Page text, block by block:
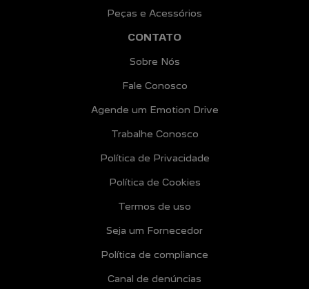
Peças e Acessórios
CONTATO
Sobre Nós
Fale Conosco
Agende um Emotion Drive
Trabalhe Conosco
Política de Privacidade
Política de Cookies
Termos de uso
Seja um Fornecedor
Política de compliance
Canal de denúncias